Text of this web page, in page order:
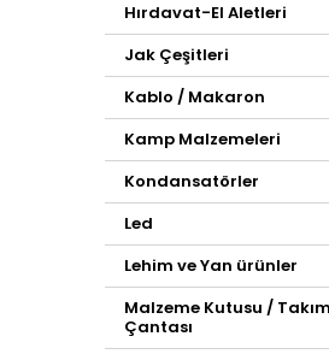
Hırdavat-El Aletleri
Jak Çeşitleri
Kablo / Makaron
Kamp Malzemeleri
Kondansatörler
Led
Lehim ve Yan ürünler
Malzeme Kutusu / Takım
Çantası